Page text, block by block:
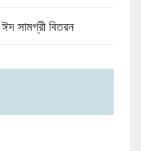
সামগ্রী বিতরন